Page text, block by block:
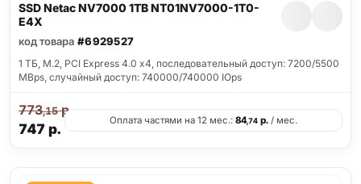
SSD Netac NV7000 1TB NT01NV7000-1T0-
E4X
код товара #6929527
1 ТБ, M.2, PCI Express 4.0 x4, последовательный доступ: 7200/5500
MBps, случайный доступ: 740000/740000 IOps
747 р.
773,15р.
Оплата частями на 12 мес.: 84,74р./ мес.